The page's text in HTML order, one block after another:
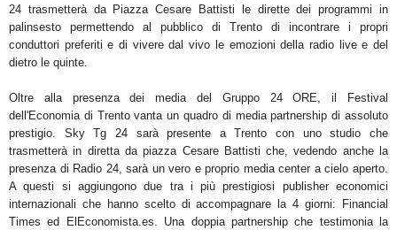
24 trasmetterà da Piazza Cesare Battisti le dirette dei programmi in
palinsesto permettendo al pubblico di Trento di incontrare i propri
conduttori preferiti e di vivere dal vivo le emozioni della radio live e del
dietro le quinte.
Oltre alla presenza dei media del Gruppo 24 ORE, il Festival
dell'Economia di Trento vanta un quadro di mediapartnership di assoluto
prestigio. Sky Tg 24
sarà presente a Trento con uno studio che
trasmetterà in diretta da piazza Cesare Battisti che, vedendo anche la
presenza di Radio 24, sarà un vero e proprio media center acielo aperto.
A questi si aggiungono due tra i più prestigiosi publisher economici
internazionali che hanno scelto di accompagnare la 4 giorni:
Financial
Times ed ElEconomista.es. Una doppia partnership che testimonia la